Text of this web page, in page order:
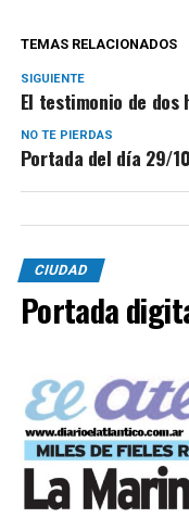
TEMAS RELACIONADOS
SIGUIENTE
El testimonio de dos
NO TE PIERDAS
Portada del día 29/
CIUDAD
Portada